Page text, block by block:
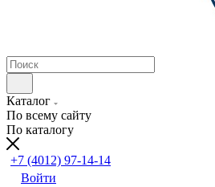
Каталог
По всему сайту
По каталогу
+7 (4012) 97-14-14
Войти